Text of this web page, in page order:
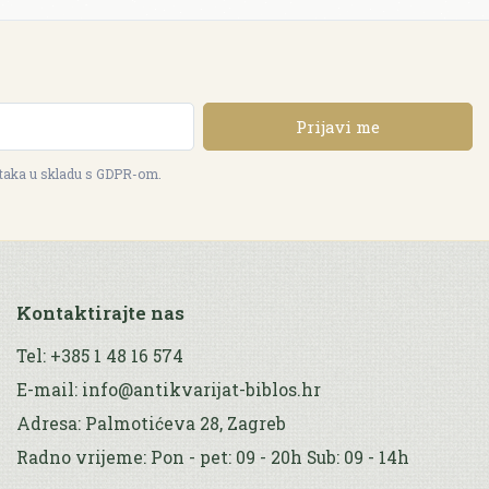
Prijavi me
u skladu s GDPR-om.
Kontaktirajte nas
Tel: +385 1 48 16 574
E-mail: info@antikvarijat-biblos.hr
Adresa: Palmotićeva 28, Zagreb
Radno vrijeme: Pon - pet: 09 - 20h Sub: 09 - 14h